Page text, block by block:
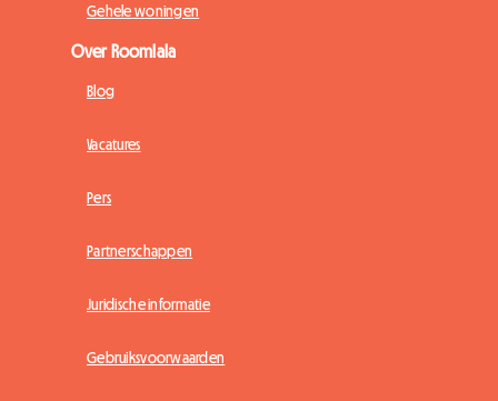
Gehele woningen
Over Roomlala
Blog
Vacatures
Pers
Partnerschappen
Juridische informatie
Gebruiksvoorwaarden